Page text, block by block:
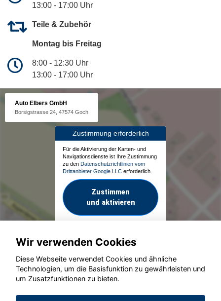
13:00 - 17:00 Uhr
Teile & Zubehör
Montag bis Freitag
8:00 - 12:30 Uhr
13:00 - 17:00 Uhr
Auto Elbers GmbH
Borsigstrasse 24, 47574 Goch
Zustimmung erforderlich
Für die Aktivierung der Karten- und
Navigationsdienste ist Ihre Zustimmung
zu den Datenschutzrichtlinien vom
Drittanbieter Google LLC erforderlich.
Zustimmen
und aktivieren
© konjunkturmotor.de GmbH 2020 - 2026
Wir verwenden Cookies
Diese Webseite verwendet Cookies und ähnliche
Technologien, um die Basisfunktion zu gewährleisten und
um Zusatzfunktionen zu bieten.